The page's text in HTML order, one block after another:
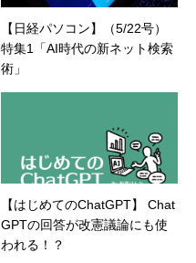
【日経パソコン】（5/22号）
特集1「AI時代の新ネット検索
術」
【はじめてのChatGPT】 Chat
GPTの回答が改憲議論にも使
われる！？